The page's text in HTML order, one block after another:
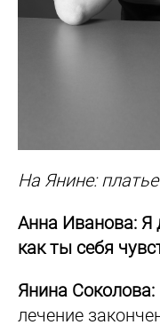
На Янине:
Анна Иванова: Я
как ты себя
Янина Соколова:
лечение